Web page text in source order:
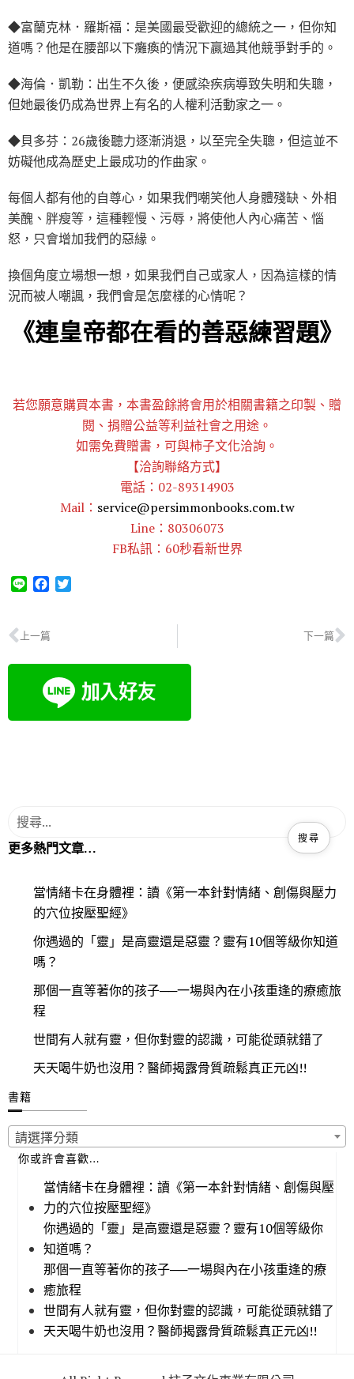
◆富蘭克林．羅斯福：是美國最受歡迎的總統之一，但你知
道嗎？他是在腰部以下癱瘓的情況下贏過其他競爭對手的。
◆海倫．凱勒：出生不久後，便感染疾病導致失明和失聰，
但她最後仍成為世界上有名的人權利活動家之一。
◆貝多芬：26歲後聽力逐漸消退，以至完全失聰，但這並不
妨礙他成為歷史上最成功的作曲家。
每個人都有他的自尊心，如果我們嘲笑他人身體殘缺、外相
美醜、胖瘦等，這種輕慢、污辱，將使他人內心痛苦、惱
怒，只會增加我們的惡緣。
換個角度立場想一想，如果我們自己或家人，因為這樣的情
況而被人嘲諷，我們會是怎麼樣的心情呢？
《連皇帝都在看的善惡練習題》
若您願意購買本書，本書盈餘將會用於相關書籍之印製、贈
閱、捐贈公益等利益社會之用途。
如需免費贈書，可與柿子文化洽詢。
【洽詢聯絡方式】
電話：02-89314903
Mail： service@persimmonbooks.com.tw
Line：80306073
FB私訊：60秒看新世界
e
o
o
k
e
上一篇 下一篇
更多熱門文章…
當情緒卡在身體裡：讀《第一本針對情緒、創傷與壓力
的穴位按壓聖經》
你遇過的「靈」是高靈還是惡靈？靈有10個等級你知道
嗎？
那個一直等著你的孩子──一場與內在小孩重逢的療癒旅
程
世間有人就有靈，但你對靈的認識，可能從頭就錯了
天天喝牛奶也沒用？醫師揭露骨質疏鬆真正元凶!!
書籍
請選擇分類
你或許會喜歡…
當情緒卡在身體裡：讀《第一本針對情緒、創傷與壓
力的穴位按壓聖經》
你遇過的「靈」是高靈還是惡靈？靈有10個等級你
知道嗎？
那個一直等著你的孩子──一場與內在小孩重逢的療
癒旅程
世間有人就有靈，但你對靈的認識，可能從頭就錯了
天天喝牛奶也沒用？醫師揭露骨質疏鬆真正元凶!!